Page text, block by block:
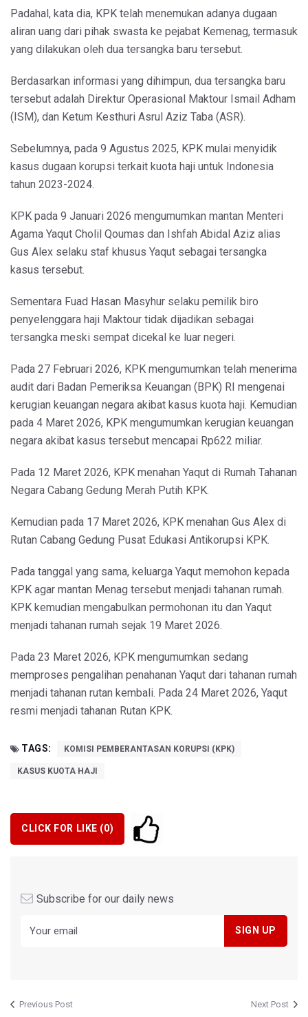
Padahal, kata dia, KPK telah menemukan adanya dugaan
aliran uang dari pihak swasta ke pejabat Kemenag, termasuk
yang dilakukan oleh dua tersangka baru tersebut.
Berdasarkan informasi yang dihimpun, dua tersangka baru
tersebut adalah Direktur Operasional Maktour Ismail Adham
(ISM), dan Ketum Kesthuri Asrul Aziz Taba (ASR).
Sebelumnya, pada 9 Agustus 2025, KPK mulai menyidik
kasus dugaan korupsi terkait kuota haji untuk Indonesia
tahun 2023-2024.
KPK pada 9 Januari 2026 mengumumkan mantan Menteri
Agama Yaqut Cholil Qoumas dan Ishfah Abidal Aziz alias
Gus Alex selaku staf khusus Yaqut sebagai tersangka
kasus tersebut.
Sementara Fuad Hasan Masyhur selaku pemilik biro
penyelenggara haji Maktour tidak dijadikan sebagai
tersangka meski sempat dicekal ke luar negeri.
Pada 27 Februari 2026, KPK mengumumkan telah menerima
audit dari Badan Pemeriksa Keuangan (BPK) RI mengenai
kerugian keuangan negara akibat kasus kuota haji. Kemudian
pada 4 Maret 2026, KPK mengumumkan kerugian keuangan
negara akibat kasus tersebut mencapai Rp622 miliar.
Pada 12 Maret 2026, KPK menahan Yaqut di Rumah Tahanan
Negara Cabang Gedung Merah Putih KPK.
Kemudian pada 17 Maret 2026, KPK menahan Gus Alex di
Rutan Cabang Gedung Pusat Edukasi Antikorupsi KPK.
Pada tanggal yang sama, keluarga Yaqut memohon kepada
KPK agar mantan Menag tersebut menjadi tahanan rumah.
KPK kemudian mengabulkan permohonan itu dan Yaqut
menjadi tahanan rumah sejak 19 Maret 2026.
Pada 23 Maret 2026, KPK mengumumkan sedang
memproses pengalihan penahanan Yaqut dari tahanan rumah
menjadi tahanan rutan kembali. Pada 24 Maret 2026, Yaqut
resmi menjadi tahanan Rutan KPK.
TAGS: KOMISI PEMBERANTASAN KORUPSI (KPK)
KASUS KUOTA HAJI
CLICK FOR LIKE (0)
Subscribe for our daily news
Previous Post Next Post